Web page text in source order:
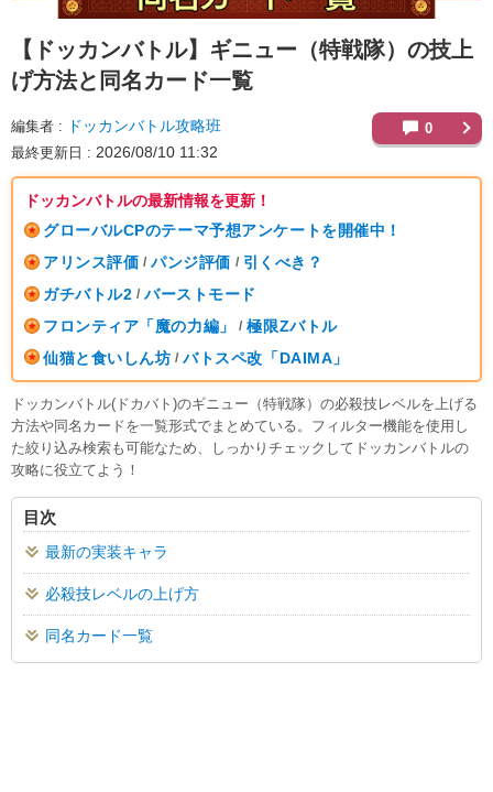
【ドッカンバトル】 ギニュー（特戦隊）の技上
げ方法と同名カード一覧
編集者 ドッカンバトル攻略班
最終更新日 2026/08/10 11:32
0
ドッカンバトルの最新情報を更新！
グローバルCPのテーマ予想アンケートを開催中！
アリンス評価 / パンジ評価 / 引くべき？
ガチバトル2 / バーストモード
フロンティア「魔の力編」
/ 極限Zバトル
仙猫と食いしん坊 / バトスペ改「DAIMA」
ドッカンバトル(ドカバト)のギニュー（特戦隊）の必殺技レベルを上げる
方法や同名カードを一覧形式でまとめている。フィルター機能を使用し
た絞り込み検索も可能なため、しっかりチェックしてドッカンバトルの
攻略に役立てよう！
目次
最新の実装キャラ
必殺技レベルの上げ方
同名カード一覧